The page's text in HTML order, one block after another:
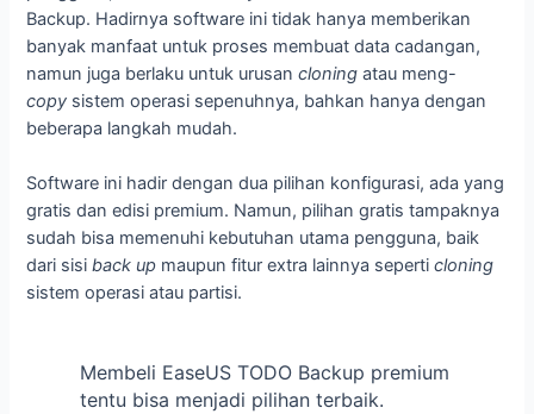
Backup. Hadirnya software ini tidak hanya memberikan
banyak manfaat untuk proses membuat data cadangan,
namun juga berlaku untuk urusancloning atau meng-
copy sistem operasi sepenuhnya, bahkan hanya dengan
beberapa langkah mudah.
Software ini hadir dengan dua pilihan konfigurasi, ada yang
gratis dan edisi premium. Namun, pilihan gratis tampaknya
sudah bisa memenuhi kebutuhan utama pengguna, baik
dari sisiback up maupun fitur extra lainnya seperticloning
sistem operasi atau partisi.
Membeli EaseUS TODO Backup premium
tentu bisa menjadi pilihan terbaik.